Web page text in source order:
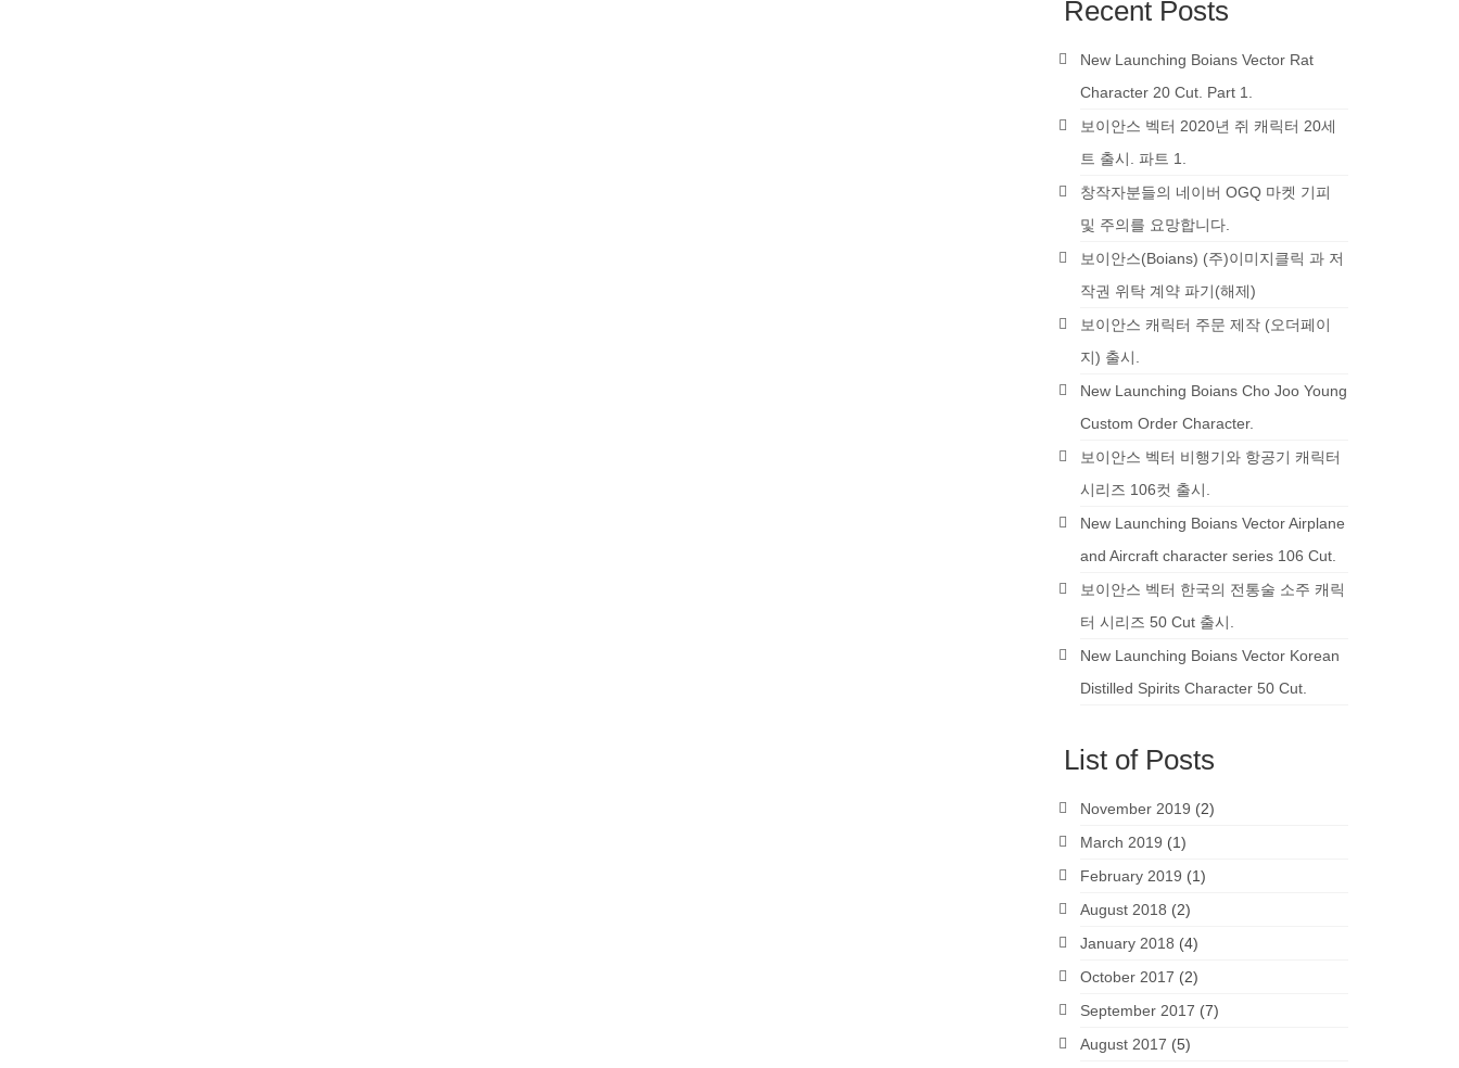
Recent Posts
New Launching Boians Vector Rat
Character 20 Cut. Part 1.
보이안스 벡터 2020년 쥐 캐릭터 20세
트 출시. 파트 1.
창작자분들의 네이버 OGQ 마켓 기피
및 주의를 요망합니다.
보이안스(Boians) (주)이미지클릭 과 저
작권 위탁 계약 파기(해제)
보이안스 캐릭터 주문 제작 (오더페이
지) 출시.
New Launching Boians Cho Joo Young
Custom Order Character.
보이안스 벡터 비행기와 항공기 캐릭터
시리즈 106컷 출시.
New Launching Boians Vector Airplane
and Aircraft character series 106 Cut.
보이안스 벡터 한국의 전통술 소주 캐릭
터 시리즈 50 Cut 출시.
New Launching Boians Vector Korean
Distilled Spirits Character 50 Cut.
List of Posts
November 2019 (2)
March 2019 (1)
February 2019 (1)
August 2018 (2)
January 2018 (4)
October 2017 (2)
September 2017 (7)
August 2017 (5)